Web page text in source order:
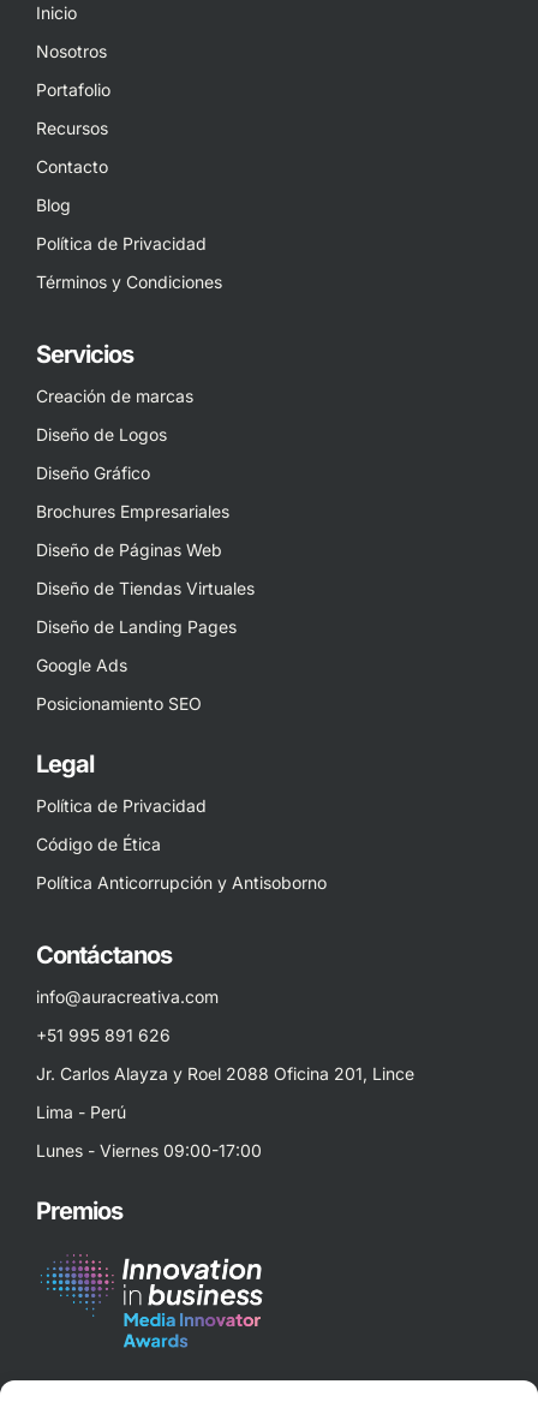
Inicio
Nosotros
Portafolio
Recursos
Contacto
Blog
Política de Privacidad
Términos y Condiciones
Servicios
Creación de marcas
Diseño de Logos
Diseño Gráfico
Brochures Empresariales
Diseño de Páginas Web
Diseño de Tiendas Virtuales
Diseño de Landing Pages
Google Ads
Posicionamiento SEO
Legal
Política de Privacidad
Código de Ética
Política Anticorrupción y Antisoborno
Contáctanos
info@auracreativa.com
+51 995 891 626
Jr. Carlos Alayza y Roel 2088 Oficina 201, Lince
Lima - Perú
Lunes - Viernes 09:00-17:00
Premios